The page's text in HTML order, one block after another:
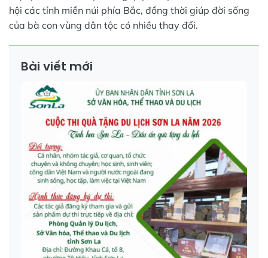
hội các tỉnh miền núi phía Bắc, đồng thời giúp đời sống
của bà con vùng dân tộc có nhiều thay đổi.
Bài viết mới